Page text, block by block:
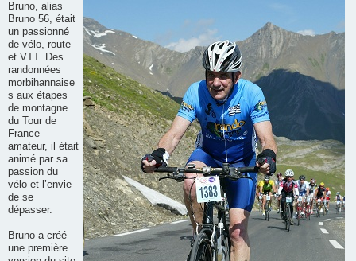
Bruno, alias
Bruno 56, était
un passionné
de vélo, route
et VTT. Des
randonnées
morbihannaise
s aux étapes
de montagne
du Tour de
France
amateur, il était
animé par sa
passion du
vélo et l’envie
de se
dépasser.
Bruno a créé
une première